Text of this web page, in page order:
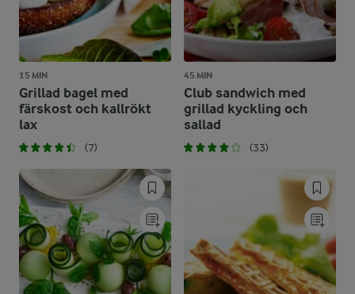
15 MIN
Grillad bagel med
färskost och kallrökt
lax
(7)
45 MIN
Club sandwich med
grillad kyckling och
sallad
(33)